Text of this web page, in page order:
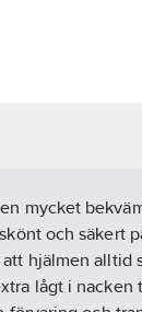
mycket
och säkert
hjälmen alltid
lågt i